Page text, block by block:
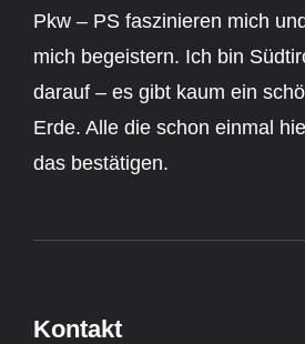
Pkw – PS faszinieren mich
mich begeistern. Ich bin
darauf – es gibt kaum ein
Erde. Alle die schon einmal
das bestätigen.
Kontakt